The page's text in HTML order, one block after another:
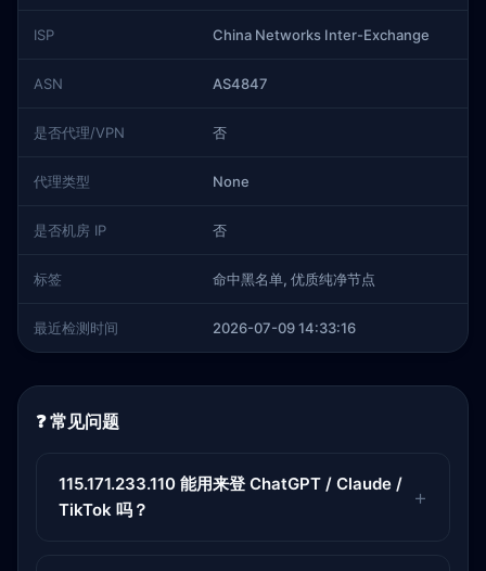
ISP China Networks Inter-Exchange
ASN AS4847
是否代理/VPN 否
代理类型 None
是否机房 IP 否
标签 命中黑名单, 优质纯净节点
最近检测时间 2026-07-09 14:33:16
❓ 常见问题
115.171.233.110 能用来登 ChatGPT / Claude /
TikTok 吗？